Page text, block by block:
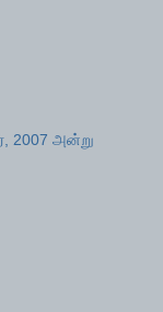
2007 அன்று